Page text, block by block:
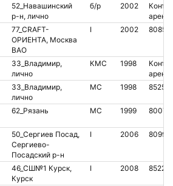
52_Навашинский
р-н, лично
б/р 2002
77_CRAFT-
ОРИЕНТА, Москва
ВАО
I 2002
33_Владимир,
лично
КМС 1998
33_Владимир,
лично
МС 1998
62_Рязань МС 1999
50_Сергиев Посад,
Сергиево-
Посадский р-н
I 2006
46_СШ№1 Курск,
Курск
I 2008